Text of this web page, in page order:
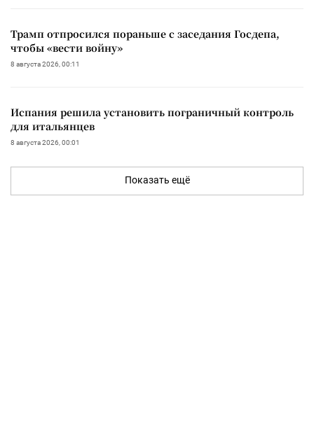
Трамп отпросился пораньше с заседания Госдепа,
чтобы «вести войну»
8 августа 2026, 00:11
Испания решила установить пограничный контроль
для итальянцев
8 августа 2026, 00:01
Показать ещё